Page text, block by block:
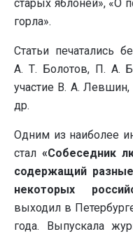
старых яблоней», «О
горла».
Статьи печатались
А. Т. Болотов, П. А.
участие В. А.
др.
Одним из наиболее
стал «Собеседник
содержащий
некоторых
выходил в
года. Выпускала